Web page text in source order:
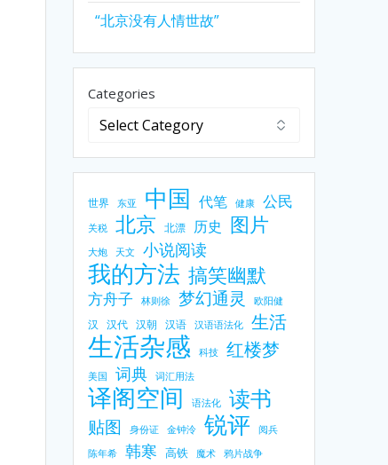
“北京没有人情世故”
Categories
世界 东亚 中国 代笔 健康 公民
关税 北京 北漂 历史 图片
大炮 天文 小说阅读
我的方法 搞笑幽默
方舟子 林则徐 梦幻通灵 欧阳健
汉 汉代 汉朝 汉语 汉语语法化 生活
生活杂感 科技 红楼梦
美国 词典 词汇用法
译阁空间 语法化 读书
贴图 身份证 金钟泠 锐评
阅兵
陈年希
韩寒 高铁 魔术 鸦片战争